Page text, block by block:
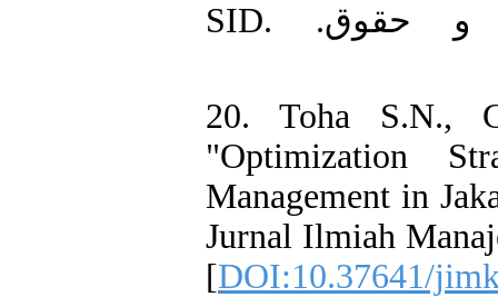
مطالعات مدیریت، حسابداری و حقوق. SID.
20. Toha S.N.,
"Optimization
Management in
Jurnal Ilmiah
[DOI:10.37641/